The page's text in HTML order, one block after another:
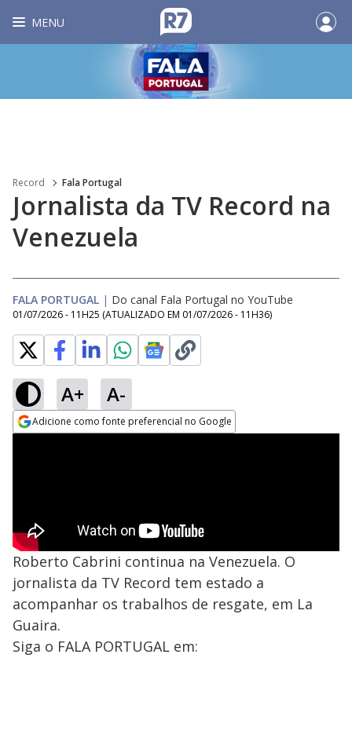
MENU
Record Fala Portugal
Jornalista da TV Record na
Venezuela
FALA PORTUGAL | Do canal Fala Portugal no YouTube
01/07/2026 - 11H25 (ATUALIZADO EM 01/07/2026 - 11H36)
A+ A-
Adicione como fonte preferencial no Google
Roberto Cabrini continua na Venezuela. O
jornalista da TV Record tem estado a
acompanhar os trabalhos de resgate, em La
Guaira.
Siga o FALA PORTUGAL em: